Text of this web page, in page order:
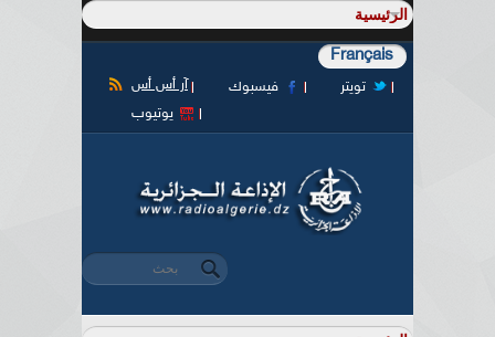
Français
آر أس أس فيسبوك
تويتر
يوتيوب
استمارة البحث
‏بحث ‏